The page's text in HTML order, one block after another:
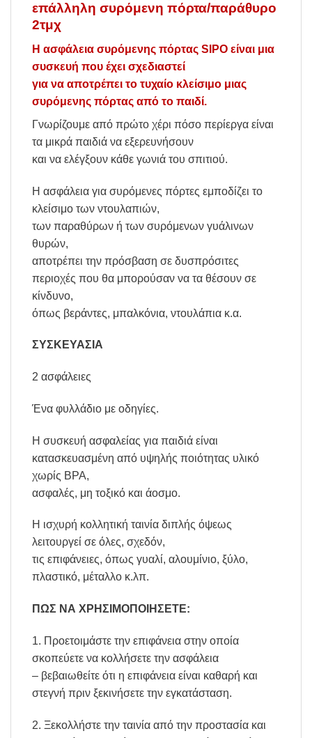
επάλληλη συρόμενη πόρτα/παράθυρο
2τμχ
Η ασφάλεια συρόμενης πόρτας SIPO είναι μια
συσκευή που έχει σχεδιαστεί
για να αποτρέπει το τυχαίο κλείσιμο μιας
συρόμενης πόρτας από το παιδί.
Γνωρίζουμε από πρώτο χέρι πόσο περίεργα είναι
τα μικρά παιδιά να εξερευνήσουν
και να ελέγξουν κάθε γωνιά του σπιτιού.
Η ασφάλεια για συρόμενες πόρτες εμποδίζει το
κλείσιμο των ντουλαπιών,
των παραθύρων ή των συρόμενων γυάλινων
θυρών,
αποτρέπει την πρόσβαση σε δυσπρόσιτες
περιοχές που θα μπορούσαν να τα θέσουν σε
κίνδυνο,
όπως βεράντες, μπαλκόνια, ντουλάπια κ.α.
ΣΥΣΚΕΥΑΣΙΑ
2 ασφάλειες
Ένα φυλλάδιο με οδηγίες.
Η συσκευή ασφαλείας για παιδιά είναι
κατασκευασμένη από υψηλής ποιότητας υλικό
χωρίς BPA,
ασφαλές, μη τοξικό και άοσμο.
Η ισχυρή κολλητική ταινία διπλής όψεως
λειτουργεί σε όλες, σχεδόν,
τις επιφάνειες, όπως γυαλί, αλουμίνιο, ξύλο,
πλαστικό, μέταλλο κ.λπ.
ΠΩΣ ΝΑ ΧΡΗΣΙΜΟΠΟΙΗΣΕΤΕ:
1. Προετοιμάστε την επιφάνεια στην οποία
σκοπεύετε να κολλήσετε την ασφάλεια
– βεβαιωθείτε ότι η επιφάνεια είναι καθαρή και
στεγνή πριν ξεκινήσετε την εγκατάσταση.
2. Ξεκολλήστε την ταινία από την προστασία και